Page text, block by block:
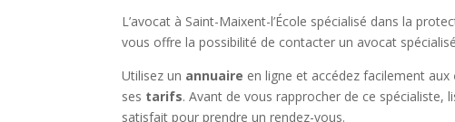
L’avocat à Saint-Maixent-l’École spécialisé dans la
vous offre la possibilité de contacter un avocat
Utilisez un annuaire en ligne et accédez facilement aux
ses tarifs. Avant de vous rapprocher de ce spécialiste,
satisfait pour prendre un rendez-vous.